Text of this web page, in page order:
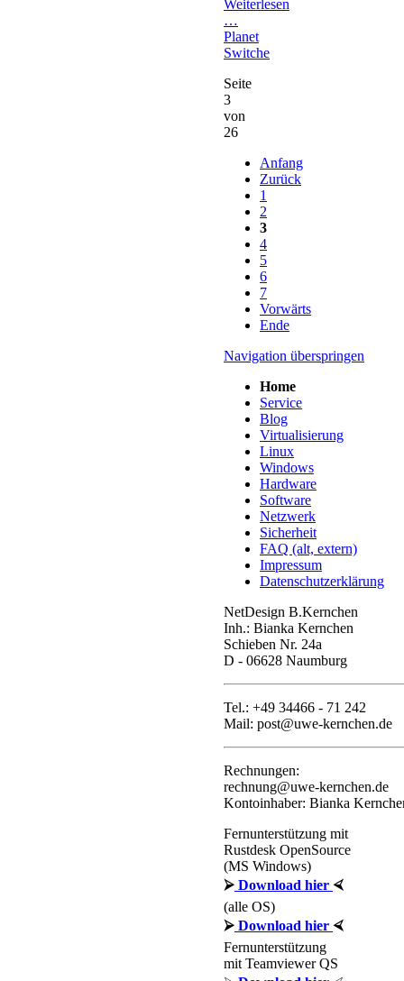
Weiterlesen
…
Planet
Switche
Seite
3
von
26
Anfang
Zurück
1
2
3
4
5
6
7
Vorwärts
Ende
Navigation überspringen
Home
Service
Blog
Virtualisierung
Linux
Windows
Hardware
Software
Netzwerk
Sicherheit
FAQ (alt, extern)
Impressum
Datenschutzerklärung
NetDesign B.Kernchen
Inh.: Bianka Kernchen
Schieben Nr. 24a
D - 06628 Naumburg
Tel.: +49 34466 - 71 242
Mail: post@uwe-kernchen.de
Rechnungen:
rechnung@uwe-kernchen.de
Kontoinhaber: Bianka
Fernunterstützung mit
Rustdesk OpenSource
(MS Windows)
⮚ Download hier ⮘
(alle OS)
⮚ Download hier ⮘
Fernunterstützung
mit Teamviewer QS